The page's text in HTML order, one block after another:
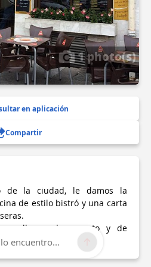
1 photo(s)
en aplicación
Compartir
de la ciudad, le damos la
de estilo bistró y una carta
llevar, de reparto y de
encuentro...